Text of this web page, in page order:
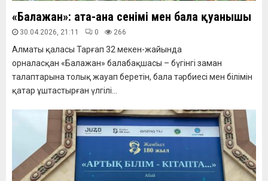
«Балажан»: ата-ана сенімі мен бала қуанышы
30.04.2026, 21:11 0 266
Алматы қаласы Тарғап 32 мекен-жайында
орналасқан «Балажан» балабақшасы – бүгінгі заман
талаптарына толық жауап беретін, бала тәрбиесі мен білімін
қатар ұштастырған үлгілі...